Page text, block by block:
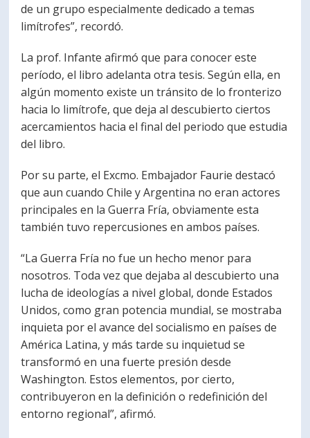
de un grupo especialmente dedicado a temas
limítrofes”, recordó.
La prof. Infante afirmó que para conocer este
período, el libro adelanta otra tesis. Según ella, en
algún momento existe un tránsito de lo fronterizo
hacia lo limítrofe, que deja al descubierto ciertos
acercamientos hacia el final del periodo que estudia
del libro.
Por su parte, el Excmo. Embajador Faurie destacó
que aun cuando Chile y Argentina no eran actores
principales en la Guerra Fría, obviamente esta
también tuvo repercusiones en ambos países.
“La Guerra Fría no fue un hecho menor para
nosotros. Toda vez que dejaba al descubierto una
lucha de ideologías a nivel global, donde Estados
Unidos, como gran potencia mundial, se mostraba
inquieta por el avance del socialismo en países de
América Latina, y más tarde su inquietud se
transformó en una fuerte presión desde
Washington. Estos elementos, por cierto,
contribuyeron en la definición o redefinición del
entorno regional”, afirmó.